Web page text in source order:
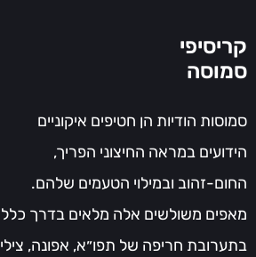
קריסיפי
סמוסה
סמוסות הודיות הן חטיפים איקוניים
הידועים במראה החיצוני הפריך,
החום-זהוב ובמילוי הטעמים שלהם.
מאפים משולשים אלה מלאים בדרך כלל
בתערובת חריפה של תפו״א, אפונה, צילי